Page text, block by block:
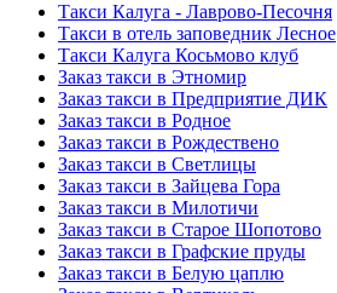
Такси Калуга - Лаврово-Песочня
Такси в отель заповедник Лесное
Такси Калуга Косьмово клуб
Заказ такси в Этномир
Заказ такси в Предприятие ДИК
Заказ такси в Родное
Заказ такси в Рождествено
Заказ такси в Светлицы
Заказ такси в Зайцева Гора
Заказ такси в Милотичи
Заказ такси в Старое Шопотово
Заказ такси в Графские пруды
Заказ такси в Белую цаплю